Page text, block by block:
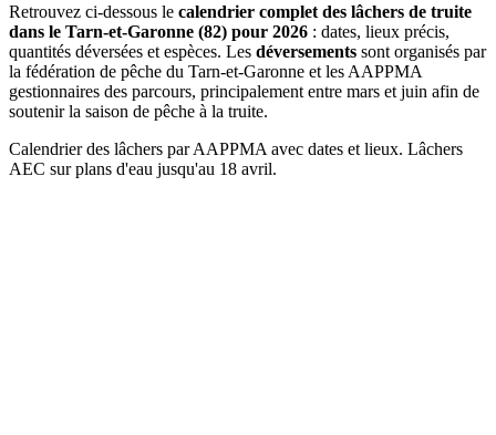
Retrouvez ci-dessous le calendrier complet des lâchers de truite
dans le Tarn-et-Garonne (82) pour 2026 : dates, lieux précis,
quantités déversées et espèces. Les déversements sont organisés par
la fédération de pêche du Tarn-et-Garonne et les AAPPMA
gestionnaires des parcours, principalement entre mars et juin afin de
soutenir la saison de pêche à la truite.
Calendrier des lâchers par AAPPMA avec dates et lieux. Lâchers
AEC sur plans d'eau jusqu'au 18 avril.